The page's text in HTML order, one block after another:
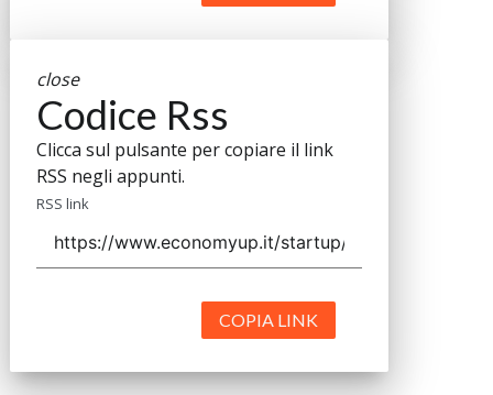
close
Codice Rss
Clicca sul pulsante per copiare il link
RSS negli appunti.
RSS link
COPIA LINK